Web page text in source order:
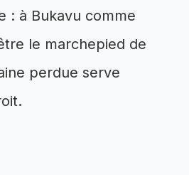
: à Bukavu comme
le marchepied de
perdue serve